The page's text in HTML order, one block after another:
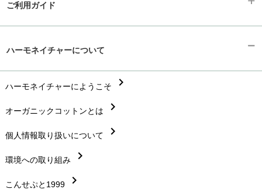
ご利用ガイド
配送と送料chevron_right
在庫状況と発送予定chevron_right
サイズ・寸法chevron_right
生地・素材chevron_right
お手入れについて chevron_right
ハーモネイチャーについて
ハーモネイチャーにようこそ chevron_right
オーガニックコットンとは chevron_right
個人情報取り扱いについて chevron_right
環境への取り組み chevron_right
こんせぷと1999 chevron_right